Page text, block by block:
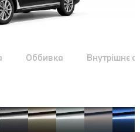
Оббивка Внутрішнє